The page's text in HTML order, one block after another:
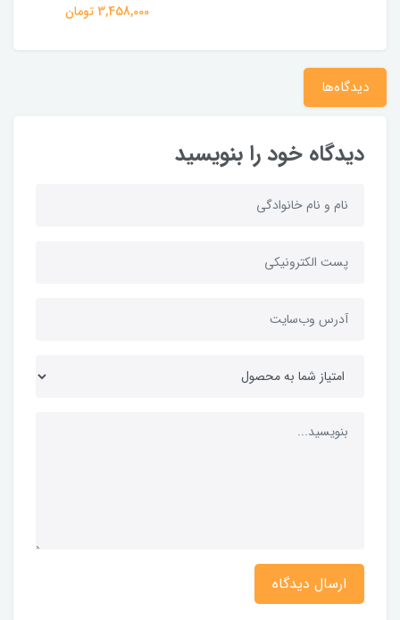
3,458,000 تومان
دیدگاه‌ها
دیدگاه خود را بنویسید
ارسال دیدگاه